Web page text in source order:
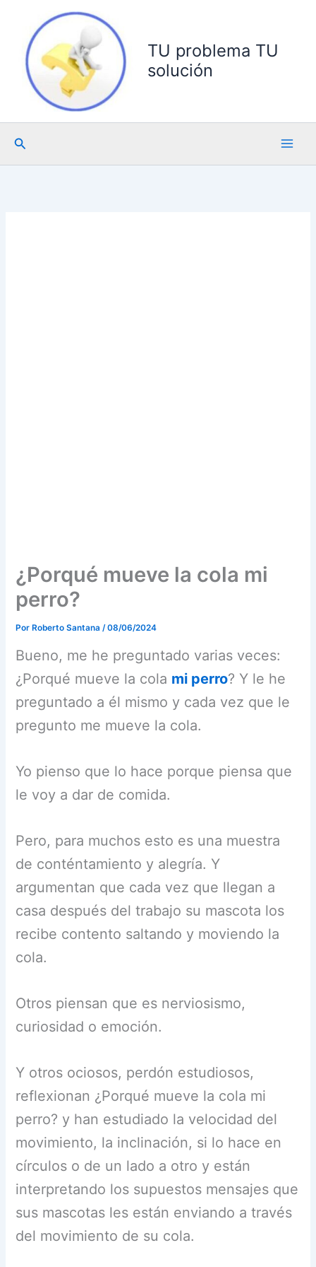
contenido
TU problema TU
solución
Buscar
¿Porqué mueve la cola mi
perro?
Por Roberto Santana/08/06/2024
Bueno, me he preguntado varias veces:
¿Porqué mueve la cola mi perro? Y le he
preguntado a él mismo y cada vez que le
pregunto me mueve la cola.
Yo pienso que lo hace porque piensa que
le voy a dar de comida.
Pero, para muchos esto es una muestra
de conténtamiento y alegría. Y
argumentan que cada vez que llegan a
casa después del trabajo su mascota los
recibe contento saltando y moviendo la
cola.
Otros piensan que es nerviosismo,
curiosidad o emoción.
Y otros ociosos, perdón estudiosos,
reflexionan ¿Porqué mueve la cola mi
perro? y han estudiado la velocidad del
movimiento, la inclinación, si lo hace en
círculos o de un lado a otro y están
interpretando los supuestos mensajes que
sus mascotas les están enviando a través
del movimiento de su cola.